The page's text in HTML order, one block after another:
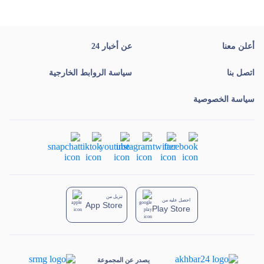
يصدر عن المجموعة
أعلن معنا عن أخبار 24
اتصل بنا سياسة الروابط الخارجية
سياسة الخصوصية
تنزيل من
App Store
احصل عليه من
Play Store